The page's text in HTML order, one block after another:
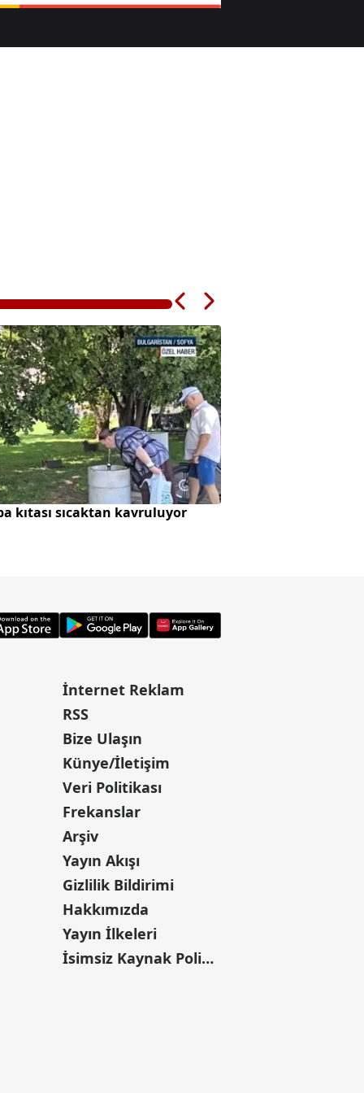
kıtası sıcaktan kavruluyor
İnternet Reklam
RSS
Bize Ulaşın
Künye/İletişim
Veri Politikası
Frekanslar
Arşiv
Yayın Akışı
Gizlilik Bildirimi
Hakkımızda
Yayın İlkeleri
İsimsiz Kaynak Politikası